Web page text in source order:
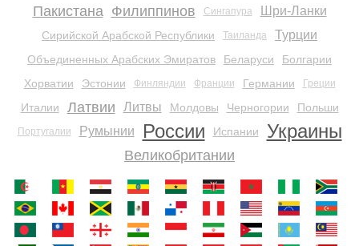
Пакистана Филиппинов Сингапура Шри-Ланки
Сирийской Арабской Республики Таиланда Турции
Объединенных Арабских Эмиратов Беларуси
Болгарии
Хорватии
Эстонии Финляндии Франции Германии Греции
Италии Латвии Литвы Молдовы Черногории Польши
Португалии Румынии России Испании Украины
Великобритании